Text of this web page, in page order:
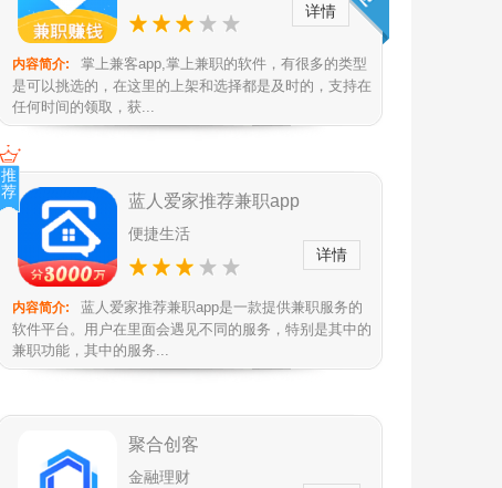
详情
内容简介:
掌上兼客app,掌上兼职的软件，有很多的类型
是可以挑选的，在这里的上架和选择都是及时的，支持在
任何时间的领取，获...
蓝人爱家推荐兼职app
便捷生活
详情
内容简介:
蓝人爱家推荐兼职app是一款提供兼职服务的
软件平台。用户在里面会遇见不同的服务，特别是其中的
兼职功能，其中的服务...
推
荐
聚合创客
金融理财